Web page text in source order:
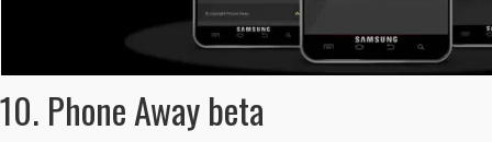
10. Phone Away beta